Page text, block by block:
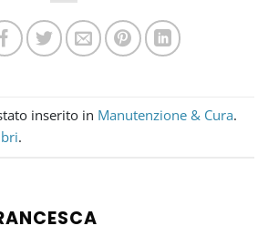
inserito in Manutenzione & Cura.
.